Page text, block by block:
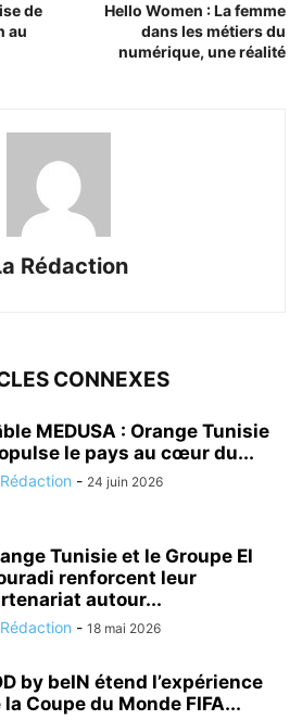
de
au
Hello Women : La femme
dans les métiers du
numérique, une réalité
Rédaction
CONNEXES
MEDUSA : Orange Tunisie
le pays au cœur du...
- 24 juin 2026
Tunisie et le Groupe El
renforcent leur
autour...
- 18 mai 2026
by beIN étend l’expérience
la Coupe du Monde FIFA...